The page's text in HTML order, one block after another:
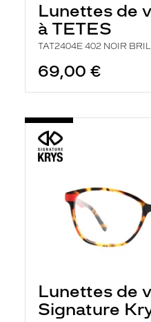
Lunettes de
à TETES
TAT2404E 402 NOIR
69,00 €
Lunettes de
Signature